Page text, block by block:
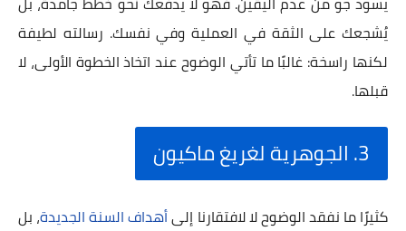
يُشجعك على الثقة في العملية وفي نفسك. رسالته لطيفة
لكنها راسخة: غالبًا ما تأتي الوضوح عند اتخاذ الخطوة الأولى، لا
قبلها.
3. الجوهرية لغريغ ماكيون
كثيرًا ما نفقد الوضوح لا لافتقارنا إلىأهداف السنة الجديدة، بل